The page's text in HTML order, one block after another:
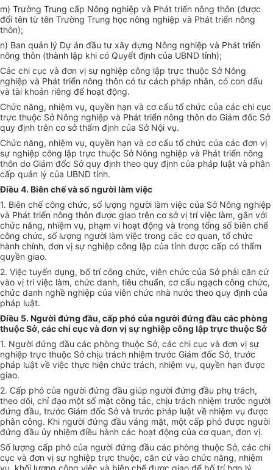
m) Trường Trung cấp Nông nghiệp và Phát triển nông thôn (được
đổi tên từ tên Trường Trung học nông nghiệp và Phát triển nông
thôn);
n) Ban quản lý Dự án đầu tư xây dựng Nông nghiệp và Phát triển
nông thôn (thành lập khi có Quyết định của UBND tỉnh);
Các chi cục và đơn vị sự nghiệp công lập trực thuộc Sở Nông
nghiệp và Phát triển nông thôn có tư cách pháp nhân, có con dấu
và tài khoản riêng để hoạt động.
Chức năng, nhiệm vụ, quyền hạn và cơ cấu tổ chức của các chi cục
trực thuộc SởNông nghiệp và Phát triển nông thôn do Giám đốc Sở
quy định trên cơ sở thẩm định của Sở Nội vụ.
Chức năng, nhiệm vụ, quyền hạn và cơ cấu tổ chức của các đơn vị
sự nghiệp công lập trực thuộc Sở Nông nghiệp và Phát triển nông
thôn do Giám đốc Sở quy định theo quy định của pháp luật và phân
cấp quản lý của UBND tỉnh.
Điều 4. Biên chế và số người làm việc
1. Biên chế công chức, số lượng người làm việc của Sở Nông nghiệp
và Phát triển nông thôn được giao trên cơ sở vị trí việc làm, gắn với
chức năng, nhiệm vụ, phạm vi hoạt động và trong tổng số biên chế
công chức, số lượng người làm việc trong các cơ quan, tổ chức
hành chính, đơn vị sự nghiệp công lập của tỉnh được cấp có thẩm
quyền giao.
2. Việc tuyển dụng, bố trí công chức, viên chức của Sở phải căn cứ
vào vị trí việc làm, chức danh, tiêu chuẩn, cơ cấu ngạch công chức,
chức danh nghề nghiệp của viên chức nhà nước theo quy định của
pháp luật.
Điều 5. Người đứng đầu, cấp phó của người đứng đầu các phòng
thuộc Sở, các chi cục và đơn vị sự nghiệp công lập trực thuộc Sở
1. Người đứng đầu các phòng thuộc Sở, các chi cục và đơn vị sự
nghiệp trực thuộc Sở chịu trách nhiệm trước Giám đốc Sở, trước
pháp luật về việc thực hiện chức trách, nhiệm vụ, quyền hạn được
giao.
2. Cấp phó của người đứng đầu giúp người đứng đầu phụ trách,
theo dõi, chỉ đạo một số mặt công tác, chịu trách nhiệm trước người
đứng đầu, trước Giám đốc Sởvà trước pháp luật về nhiệm vụ được
phân công. Khi người đứng đầu vắng mặt, một cấp phó được người
đứng đầu ủy nhiệm điều hành các hoạt động của cơ quan, đơn vị.
Số lượng cấp phó của người đứng đầu các phòng thuộc Sở, các chi
cục và đơn vị sự nghiệp trực thuộc, căn cứ vào chức năng, nhiệm
vụ, khối lượng công việc và biên chế được giao để bố trí hợp lý